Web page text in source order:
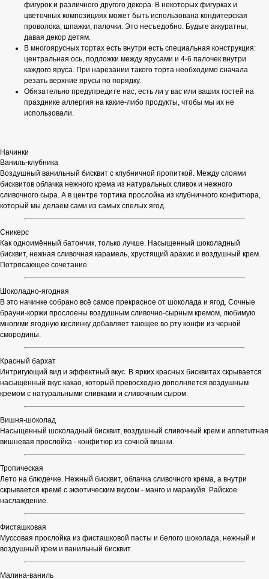
фигурок и различного другого декора. В некоторых фигурках и
цветочных композициях может быть использована кондитерская
проволока, шпажки, палочки. Это несъедобно. Будьте аккуратны,
давая декор детям.
В многоярусных тортах есть внутри есть специальная конструкция:
центральная ось, подложки между ярусами и 4-6 палочек внутри
каждого яруса. При нарезании такого торта необходимо сначала
резать верхние ярусы по порядку.
Обязательно предупредите нас, есть ли у вас или ваших гостей на
празднике аллергия на какие-либо продукты, чтобы мы их не
использовали.
Начинки
Ваниль-клубника
Воздушный ванильный бисквит с клубничной пропиткой. Между слоями
бисквитов облачка нежного крема из натуральных сливок и нежного
сливочного сыра. А в центре тортика прослойка из клубничного конфитюра,
который мы делаем сами из самых спелых ягод.
Сникерс
Как одноимённый батончик, только лучше. Насыщенный шоколадный
бисквит, нежная сливочная карамель, хрустящий арахис и воздушный крем.
Потрясающее сочетание.
Шоколадно-ягодная
В это начинке собрано всё самое прекрасное от шоколада и ягод. Сочные
брауни-коржи прослоены воздушным сливочно-сырным кремом, любимую
многими ягодную кислинку добавляет тающее во рту конфи из черной
смородины.
Красный бархат
Интригующий вид и эффектный вкус. В ярких красных бисквитах скрывается
насыщенный вкус какао, который превосходно дополняется воздушным
кремом с натуральными сливками и сливочным сыром.
Вишня-шоколад
Насыщенный шоколадный бисквит, воздушный сливочный крем и аппетитная
вишневая прослойка - конфитюр из сочной вишни.
Тропическая
Лето на блюдечке. Нежный бисквит, облачка сливочного крема, а внутри
скрывается кремё с экзотическим вкусом - манго и маракуйя. Райское
наслаждение.
Фисташковая
Муссовая прослойка из фисташковой пасты и белого шоколада, нежный и
воздушный крем и ванильный бисквит.
Малина-ваниль